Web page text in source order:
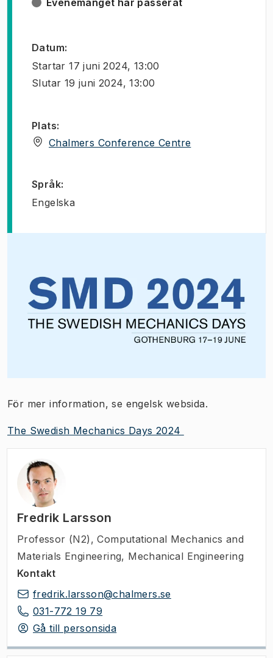
Evenemanget har passerat
Datum:
Startar 17 juni 2024, 13:00
Slutar 19 juni 2024, 13:00
Plats:
Chalmers Conference Centre(
Språk:
Engelska
För mer information, se engelsk websida.
The Swedish Mechanics Days 2024
Fredrik Larsson
Professor (N2) , Computational Mechanics and
Materials Engineering, Mechanical Engineering
Kontakt
fredrik.larsson@chalmers.se
031-772 19 79
Gå till personsida